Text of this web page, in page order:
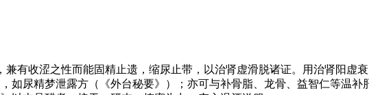
有收涩之性而能固精止遗，缩尿止带，以治肾虚滑脱诸证。用治肾阳虚
如尿精梦泄露方（《外台秘要》）；亦可与补骨脂、龙骨、益智仁等温